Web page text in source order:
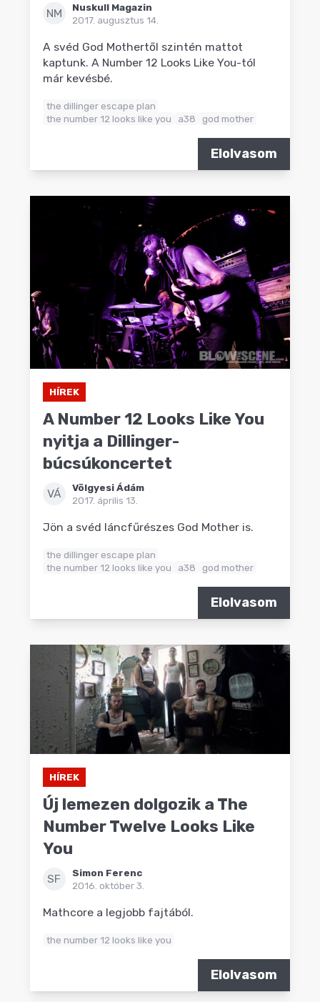
NM
Nuskull Magazin
2017. augusztus 14.
A svéd God Mothertől szintén mattot
kaptunk. A Number 12 Looks Like You-tól
már kevésbé.
the dillinger escape plan
the number 12 looks like you
a38 god mother
Elolvasom
HÍREK
A Number 12 Looks Like You
nyitja a Dillinger-
búcsúkoncertet
VÁ
Völgyesi Ádám
2017. április 13.
Jön a svéd láncfűrészes God Mother is.
the dillinger escape plan
the number 12 looks like you
a38 god mother
Elolvasom
HÍREK
Új lemezen dolgozik a The
Number Twelve Looks Like
You
SF
Simon Ferenc
2016. október 3.
Mathcore a legjobb fajtából.
the number 12 looks like you
Elolvasom